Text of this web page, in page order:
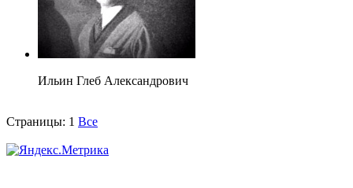
Ильин Глеб Александрович
Страницы: 1 Все